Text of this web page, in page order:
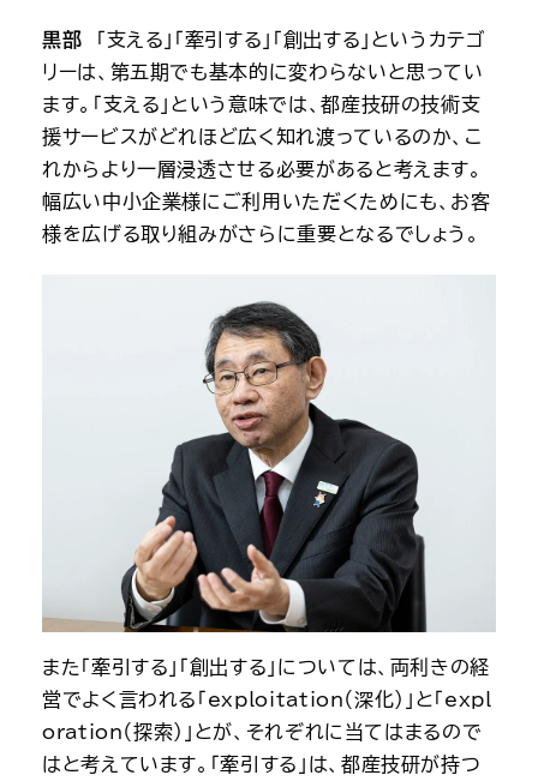
黒部 「支える」「牽引する」「創出する」というカテゴ
リーは、第五期でも基本的に変わらないと思ってい
ます。「支える」という意味では、都産技研の技術支
援サービスがどれほど広く知れ渡っているのか、こ
れからより一層浸透させる必要があると考えます。
幅広い中小企業様にご利用いただくためにも、お客
様を広げる取り組みがさらに重要となるでしょう。
また「牽引する」「創出する」については、両利きの経
営でよく言われる「exploitation（深化）」と「expl
oration（探索）」とが、それぞれに当てはまるので
はと考えています。「牽引する」は、都産技研が持つ